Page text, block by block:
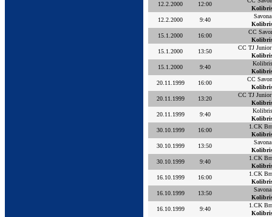
12.2.2000
12:00
12.2.2000
9:40
15.1.2000
16:00
CC
15.1.2000
13:50
CC TJ Junior
15.1.2000
9:40
20.11.1999
16:00
CC
20.11.1999
13:20
CC TJ Junior
20.11.1999
9:40
30.10.1999
16:00
1.CK
30.10.1999
13:50
30.10.1999
9:40
1.CK
16.10.1999
16:00
1.CK
16.10.1999
13:50
16.10.1999
9:40
1.CK